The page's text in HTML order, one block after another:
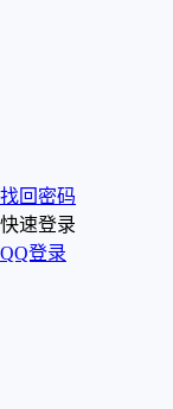
找回密码
快速登录
QQ登录